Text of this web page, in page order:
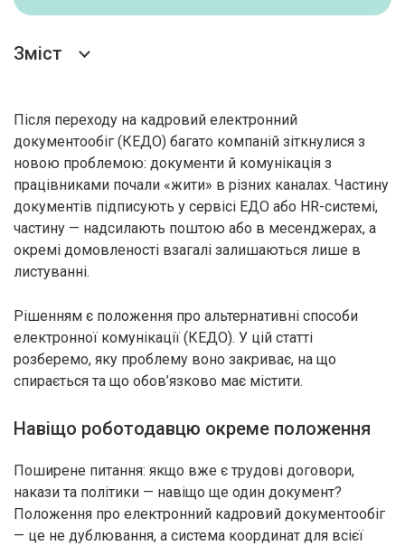
Зміст
Після переходу на кадровий електронний
документообіг (КЕДО) багато компаній зіткнулися з
новою проблемою: документи й комунікація з
працівниками почали «жити» в різних каналах. Частину
документів підписують у сервісі ЕДО або HR-системі,
частину — надсилають поштою або в месенджерах, а
окремі домовленості взагалі залишаються лише в
листуванні.
Рішенням є положення про альтернативні способи
електронної комунікації (КЕДО). У цій статті
розберемо, яку проблему воно закриває, на що
спирається та що обов’язково має містити.
Навіщо роботодавцю окреме положення
Поширене питання: якщо вже є трудові договори,
накази та політики — навіщо ще один документ?
Положення про електронний кадровий документообіг
— це не дублювання, а система координат для всієї